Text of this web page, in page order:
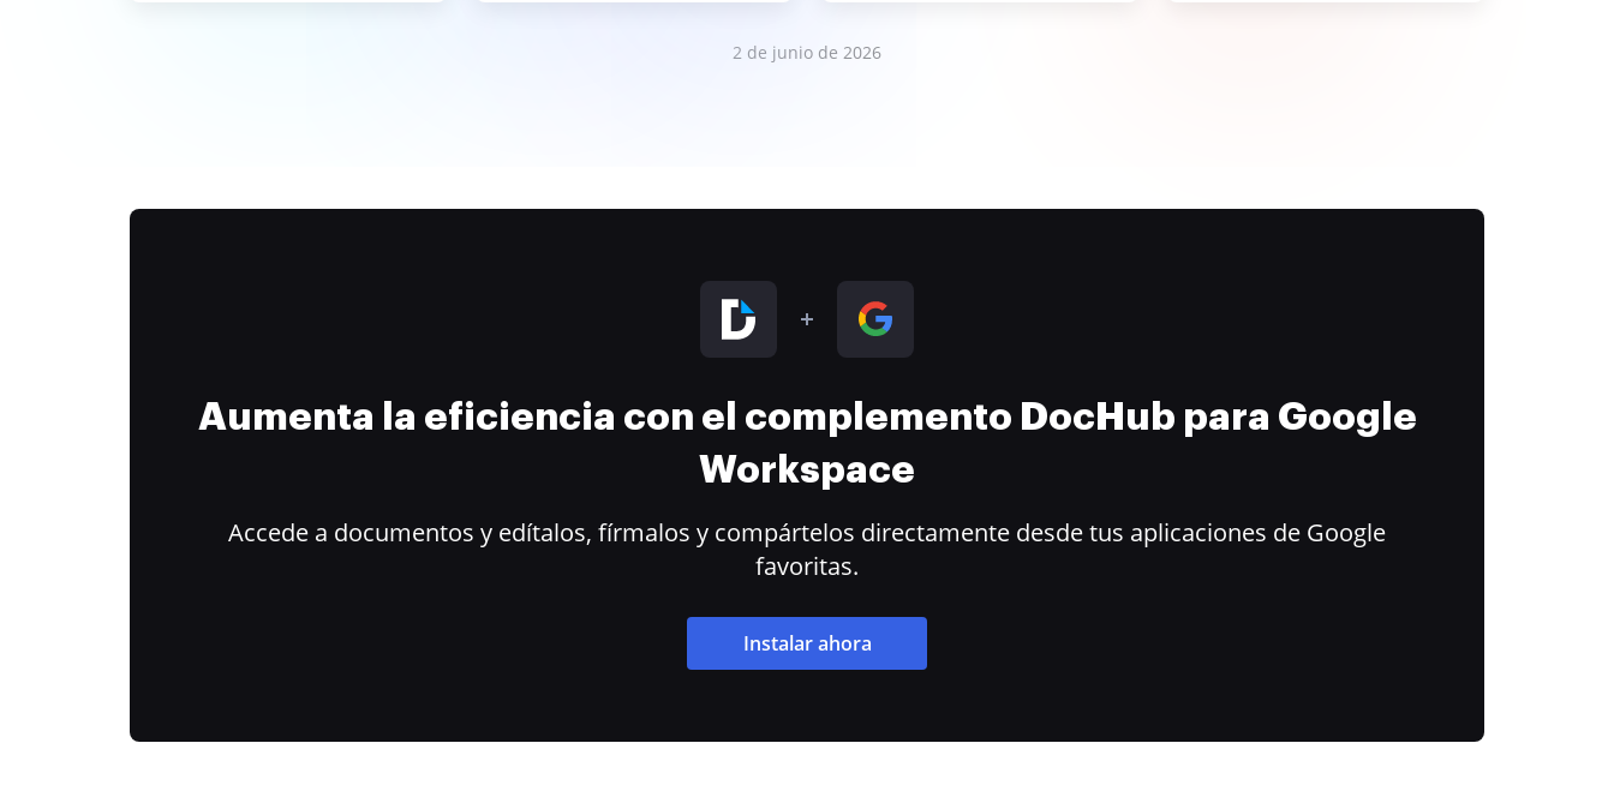
2 de junio de 2026
Aumenta la eficiencia con el complemento DocHub para Google
Workspace
Accede a documentos y edítalos, fírmalos y compártelos directamente desde tus aplicaciones de Google
favoritas.
Instalar ahora